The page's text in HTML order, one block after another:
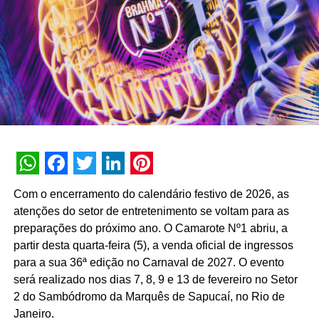
complementar a 1.500 pintoras e pintores que se
encontram em situação de maior vulnerabilidade. O
cadastramento deve ser feito pela página
http://www.pintarobem.com.br e os profissionais
selecionados para o benefício receberão R﹩ 600,00,
divididos em três parcelas de R﹩ 200,00, para ajudar
nos gastos essenciais como alimentação e saúde.
colaborativa para atuar em apoio aos pintores e, por meio
convite à sociedade,outras empresas, lojistas,
consumidorese todos que tenham interesse em colaborar
com o programa, promovendo geração de renda para
profissionais de todo o país. Os interessados em apoiar o
projeto podem acessar a plataforma para mais
informações.
Nosso desejo “é que essa plataforma possa atender às
WhatsApp
Facebook
Twitter
LinkedIn
Pinterest
Com o encerramento do calendário festivo de 2026, as
atenções do setor de entretenimento se voltam para as
preparações do próximo ano. O Camarote Nº1 abriu, a
partir desta quarta-feira (5), a venda oficial de ingressos
para a sua 36ª edição no Carnaval de 2027. O evento
será realizado nos dias 7, 8, 9 e 13 de fevereiro no Setor
2 do Sambódromo da Marquês de Sapucaí, no Rio de
Janeiro.